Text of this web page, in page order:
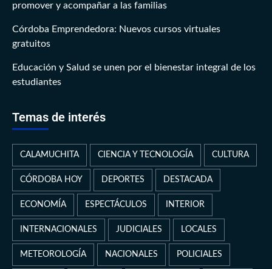
promover y acompañar a las familias
Córdoba Emprendedora: Nuevos cursos virtuales
gratuitos
Educación y Salud se unen por el bienestar integral de los
estudiantes
Temas de interés
CALAMUCHITA CIENCIA Y TECNOLOGÍA CULTURA
CÓRDOBA HOY DEPORTES DESTACADA
ECONOMÍA ESPECTÁCULOS INTERIOR
INTERNACIONALES JUDICIALES LOCALES
METEOROLOGÍA NACIONALES POLICIALES